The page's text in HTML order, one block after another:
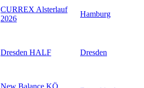
CURREX Alsterlauf
2026
Hamburg
Dresden HALF Dresden
New Balance KÖ